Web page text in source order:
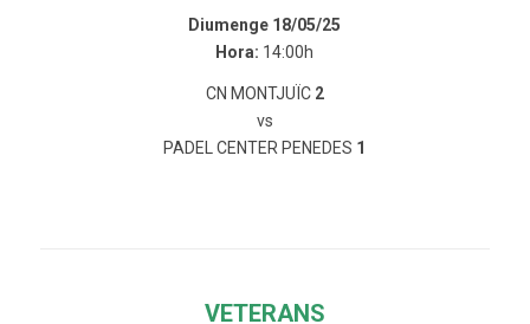
Diumenge 18/05/25
Hora: 14:00h
CN MONTJUÏC 2
vs
PADEL CENTER PENEDES 1
VETERANS